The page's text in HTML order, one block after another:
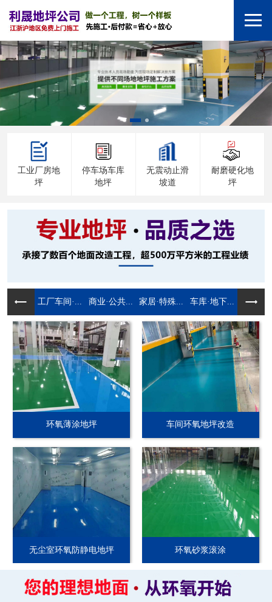
工业厂房地
坪
停车场车库
地坪
无震动止滑
坡道
耐磨硬化地
坪
工厂车间·... 商业·公共... 家居·特殊... 车库·地下...
环氧薄涂地坪 车间环氧地坪改造
无尘室环氧防静电地坪 环氧砂浆滚涂